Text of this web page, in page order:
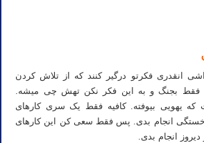
انقدری فکرتو درگیر کنند که از تلاش کردن
فقط بجنگ و به این فکر نکن تهش چی میشه.
که یهویی بیوفته. کافیه فقط یک سری کارهای
خستگی انجام بدی. پس فقط سعی کن این کارهای
دیروز انجام بدی.